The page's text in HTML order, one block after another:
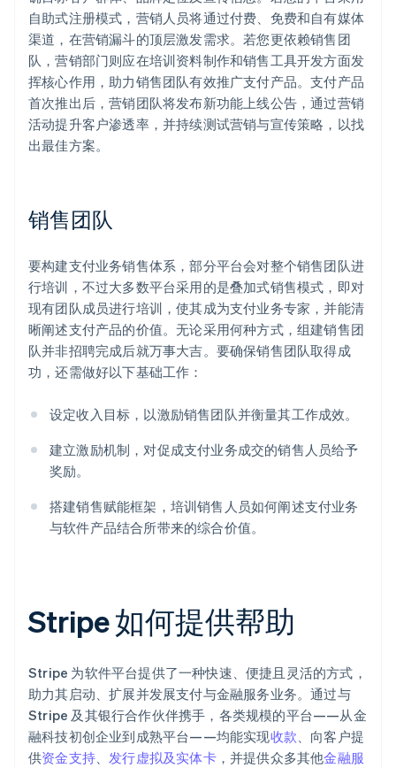
自助式注册模式，营销人员将通过付费、免费和自有媒体
渠道，在营销漏斗的顶层激发需求。若您更依赖销售团
队，营销部门则应在培训资料制作和销售工具开发方面发
挥核心作用，助力销售团队有效推广支付产品。支付产品
首次推出后，营销团队将发布新功能上线公告，通过营销
活动提升客户渗透率，并持续测试营销与宣传策略，以找
出最佳方案。
销售团队
要构建支付业务销售体系，部分平台会对整个销售团队进
行培训，不过大多数平台采用的是叠加式销售模式，即对
现有团队成员进行培训，使其成为支付业务专家，并能清
晰阐述支付产品的价值。无论采用何种方式，组建销售团
队并非招聘完成后就万事大吉。要确保销售团队取得成
功，还需做好以下基础工作：
设定收入目标，以激励销售团队并衡量其工作成效。
建立激励机制，对促成支付业务成交的销售人员给予
奖励。
搭建销售赋能框架，培训销售人员如何阐述支付业务
与软件产品结合所带来的综合价值。
Stripe 如何提供帮助
Stripe 为软件平台提供了一种快速、便捷且灵活的方式，
助力其启动、扩展并发展支付与金融服务业务。通过与
Stripe 及其银行合作伙伴携手，各类规模的平台——从金
融科技初创企业到成熟平台——均能实现收款、向客户提
供资金支持、发行虚拟及实体卡，并提供众多其他金融服